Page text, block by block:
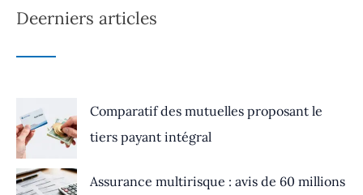
Deerniers articles
Comparatif des mutuelles proposant le
tiers payant intégral
Assurance multirisque : avis de 60 millions